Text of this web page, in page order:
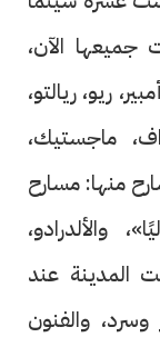
جميعها الآن،
ريو، ريالتو،
ماجستيك،
منها: مسارح
والألدرادو،
المدينة عند
والفنون